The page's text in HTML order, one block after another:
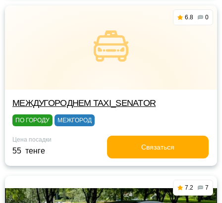
6.8 0
МЕЖДУГОРОДНЕМ TAXI_SENATOR
ПО ГОРОДУ МЕЖГОРОД
Цена посадки
55 тенге Связаться
7.2 7